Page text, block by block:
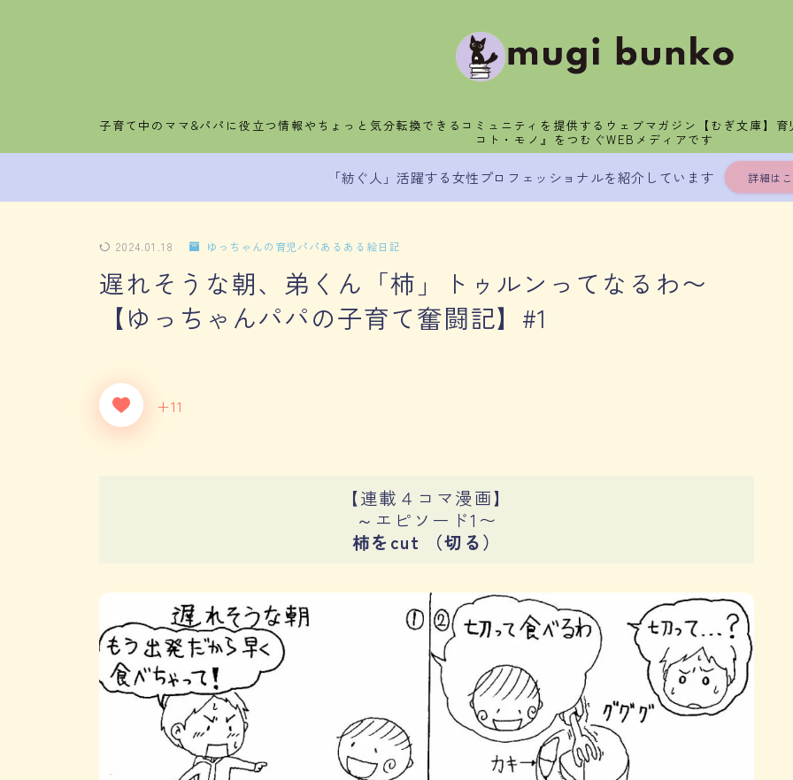
子育て中のママ&パパに役立つ情報やちょっと気分転換できるコミュニティを提供するウェブマガジン【むぎ文庫】
コト・モノ』をつむぐWEBメディアです
「紡ぐ人」活躍する女性プロフェッショナルを紹介しています 詳細は
2024.01.18 ゆっちゃんの育児パパあるある絵日記
遅れそうな朝、弟くん「柿」トゥルンってなるわ〜
【ゆっちゃんパパの子育て奮闘記】#1
+11
【連載４コマ漫画】
～エピソード1〜
柿をcut （切る）